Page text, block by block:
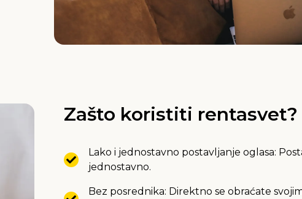
Zašto koristiti rentasvet?
Lako i jednostavno postavljanje oglasa:
jednostavno.
Bez posrednika: Direktno se obraćate